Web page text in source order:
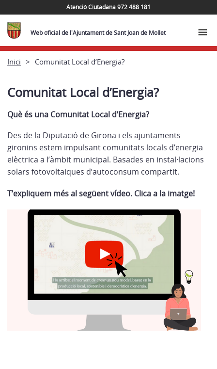
Atenció Ciutadana 972 488 181
Web oficial de l'Ajuntament de Sant Joan de Mollet
Inici Comunitat Local d’Energia?
Comunitat Local d’Energia?
Què és una Comunitat Local d’Energia?
Des de la Diputació de Girona i els ajuntaments
gironins estem impulsant comunitats locals d’energia
elèctrica a l’àmbit municipal. Basades en instal·lacions
solars fotovoltaiques d’autoconsum compartit.
T’expliquem més al següent vídeo. Clica a la imatge!